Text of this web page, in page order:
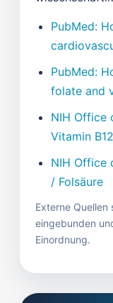
PubMed:
PubMed:
folate and
NIH Office
Vitamin B12
NIH Office
/ Folsäure
Externe Quellen
eingebunden
Einordnung.